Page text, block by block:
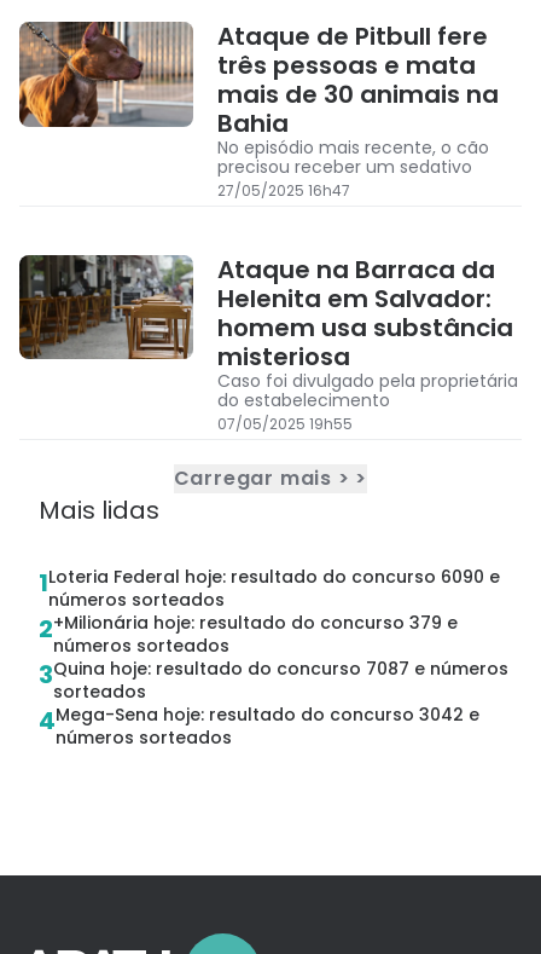
Ataque de Pitbull fere
três pessoas e mata
mais de 30 animais na
Bahia
No episódio mais recente, o cão
precisou receber um sedativo
27/05/2025 16h47
Ataque na Barraca da
Helenita em Salvador:
homem usa substância
misteriosa
Caso foi divulgado pela proprietária
do estabelecimento
07/05/2025 19h55
Carregar mais > >
Mais lidas
1Loteria Federal hoje: resultado do concurso 6090 e
números sorteados
2+Milionária hoje: resultado do concurso 379 e
números sorteados
3Quina hoje: resultado do concurso 7087 e números
sorteados
4Mega-Sena hoje: resultado do concurso 3042 e
números sorteados